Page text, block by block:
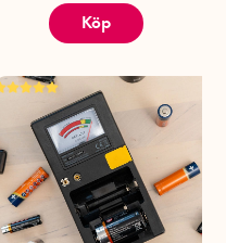
Köp